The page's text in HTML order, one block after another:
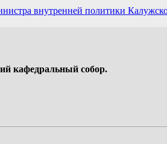
внутренней политики
кафедральный собор.